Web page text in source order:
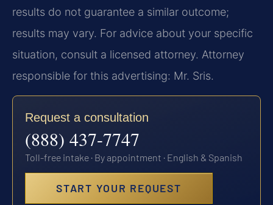
results do not guarantee a similar outcome;
results may vary. For advice about your specific
situation, consult a licensed attorney. Attorney
responsible for this advertising: Mr. Sris.
Request a consultation
(888) 437-7747
Toll-free intake · By appointment · English & Spanish
START YOUR REQUEST